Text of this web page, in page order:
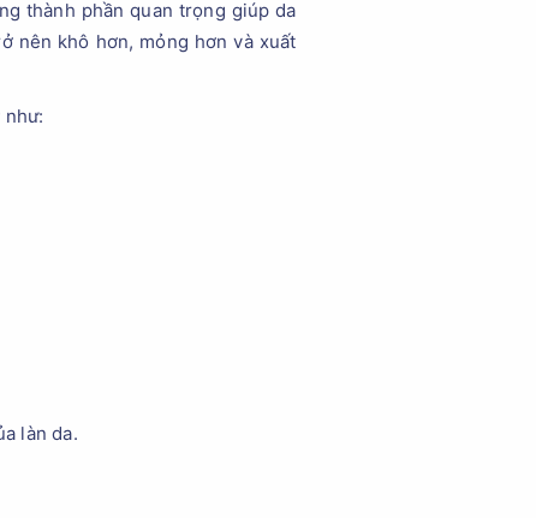
thành phần quan trọng giúp da
nên khô hơn, mỏng hơn và xuất
như:
làn da.